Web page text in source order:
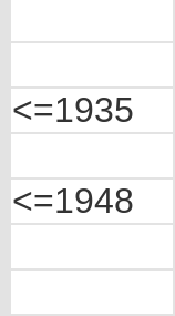
<=1935
<=1948